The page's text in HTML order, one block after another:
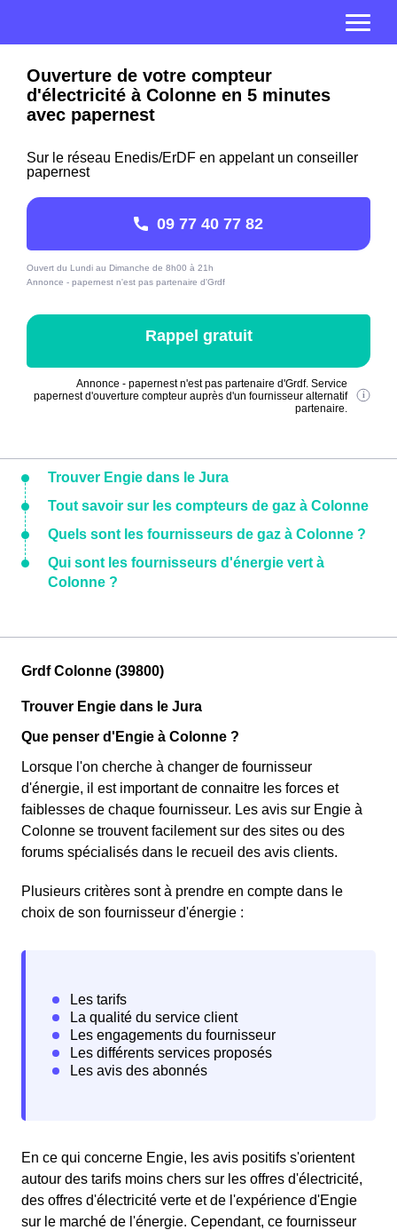
Ouverture de votre compteur
d'électricité à Colonne en 5 minutes
avec papernest
Sur le réseau Enedis/ErDF en appelant un conseiller
papernest
09 77 40 77 82
Ouvert du Lundi au Dimanche de 8h00 à 21h
Annonce - papernest n'est pas partenaire d'Grdf
Rappel gratuit
Annonce - papernest n'est pas partenaire d'Grdf. Service
papernest d'ouverture compteur auprès d'un fournisseur alternatif
partenaire.
Trouver Engie dans le Jura
Tout savoir sur les compteurs de gaz à Colonne
Quels sont les fournisseurs de gaz à Colonne ?
Qui sont les fournisseurs d'énergie vert à
Colonne ?
Grdf Colonne (39800)
Trouver Engie dans le Jura
Que penser d'Engie à Colonne ?
Lorsque l'on cherche à changer de fournisseur
d'énergie, il est important de connaitre les forces et
faiblesses de chaque fournisseur. Les avis sur Engie à
Colonne se trouvent facilement sur des sites ou des
forums spécialisés dans le recueil des avis clients.
Plusieurs critères sont à prendre en compte dans le
choix de son fournisseur d'énergie :
En ce qui concerne Engie, les avis positifs s'orientent
autour des tarifs moins chers sur les offres d'électricité,
des offres d'électricité verte et de l'expérience d'Engie
sur le marché de l'énergie. Cependant, ce fournisseur